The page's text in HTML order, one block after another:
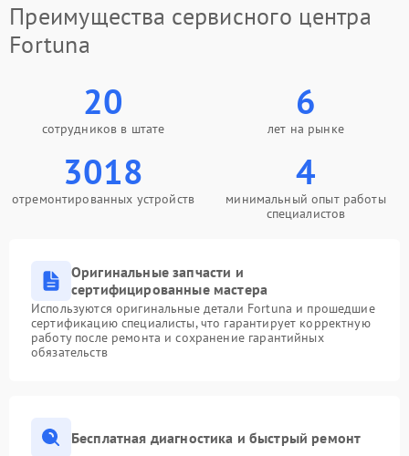
Преимущества сервисного центра
Fortuna
20
сотрудников в штате
6
лет на рынке
3018
отремонтированных устройств
4
минимальный опыт работы
специалистов
Оригинальные запчасти и
сертифицированные мастера
Используются оригинальные детали Fortuna и прошедшие
сертификацию специалисты, что гарантирует корректную
работу после ремонта и сохранение гарантийных
обязательств
Бесплатная диагностика и быстрый ремонт